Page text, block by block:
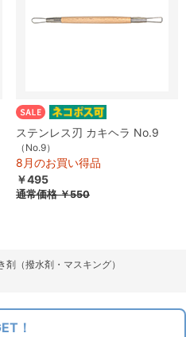
ステンレス刃 カキヘラ No.9
（No.9）
8月のお買い得品
￥495
通常価格￥550
剤（撥水剤・マスキング）
！